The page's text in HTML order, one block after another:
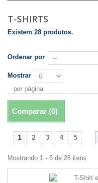
T-SHIRTS
Existem 28 produtos.
Ordenar por
Mostrar
por página
Comparar (0)
1 2 3 4 5
Mostrando 1 - 6 de 28 itens